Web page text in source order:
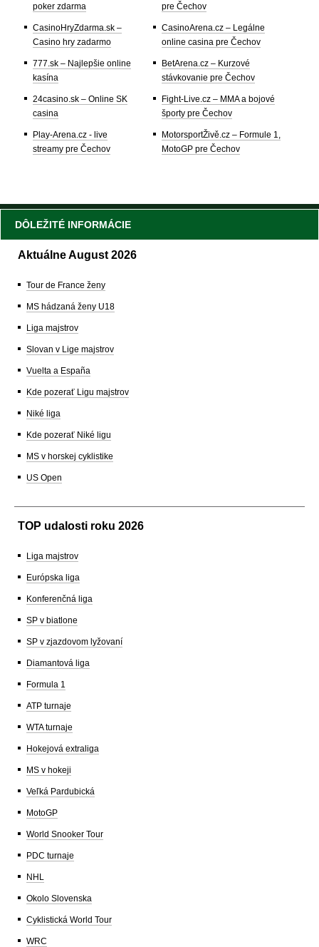
poker zdarma
CasinoHryZdarma.sk –
Casino hry zadarmo
777.sk – Najlepšie online
kasína
24casino.sk – Online SK
casina
Play-Arena.cz - live
streamy pre Čechov
pre Čechov
CasinoArena.cz – Legálne
online casina pre Čechov
BetArena.cz – Kurzové
stávkovanie pre Čechov
Fight-Live.cz – MMA a bojové
športy pre Čechov
MotorsportŽivě.cz – Formule 1,
MotoGP pre Čechov
DÔLEŽITÉ INFORMÁCIE
Aktuálne August 2026
Tour de France ženy
MS hádzaná ženy U18
Liga majstrov
Slovan v Lige majstrov
Vuelta a España
Kde pozerať Ligu majstrov
Niké liga
Kde pozerať Niké ligu
MS v horskej cyklistike
US Open
TOP udalosti roku 2026
Liga majstrov
Európska liga
Konferenčná liga
SP v biatlone
SP v zjazdovom lyžovaní
Diamantová liga
Formula 1
ATP turnaje
WTA turnaje
Hokejová extraliga
MS v hokeji
Veľká Pardubická
MotoGP
World Snooker Tour
PDC turnaje
NHL
Okolo Slovenska
Cyklistická World Tour
WRC